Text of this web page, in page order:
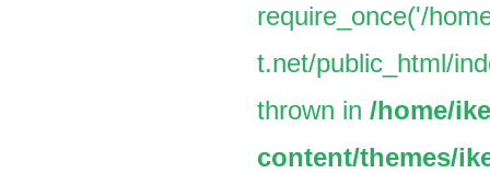
require_once('/
t.net/public_html/
thrown in /home/
content/themes/